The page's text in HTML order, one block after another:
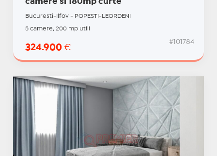
camere si 180mp curte
Bucuresti-Ilfov - POPESTI-LEORDENI
5 camere, 200 mp utili
324.900 €
#101784